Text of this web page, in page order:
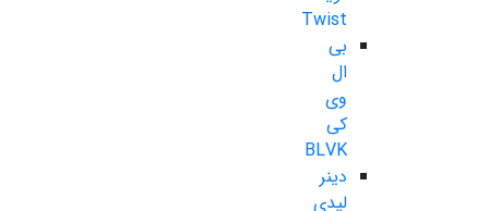
Twist
بی
ال
وی
کی
BLVK
دینر
لیدی